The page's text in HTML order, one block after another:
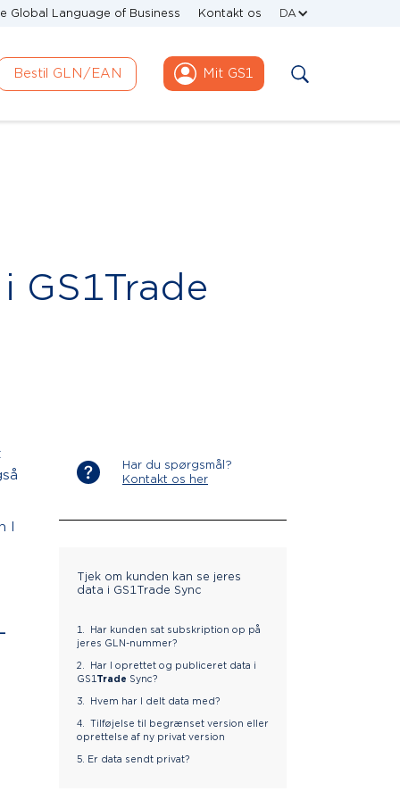
Global Language of Business Kontakt os DA
Bestil GLN/EAN Mit GS1
GS1Trade
I
Har du spørgsmål?
Kontakt os her
Tjek om kunden kan se jeres
data i GS1Trade Sync
1. Har kunden sat subskription op på
jeres GLN-nummer?
2. Har I oprettet og publiceret data i
GS1Trade Sync?
3. Hvem har I delt data med?
4. Tilføjelse til begrænset version eller
oprettelse af ny privat version
5. Er data sendt privat?